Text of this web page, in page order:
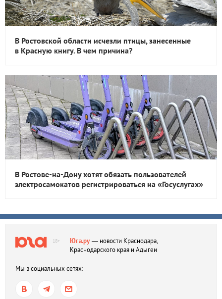
В Ростовской области исчезли птицы, занесенные
в Красную книгу. В чем причина?
В Ростове-на-Дону хотят обязать пользователей
электросамокатов регистрироваться на «Госуслугах»
18+ Юга.ру— новости Краснодара,
Краснодарского края и Адыгеи
Мы в социальных сетях: